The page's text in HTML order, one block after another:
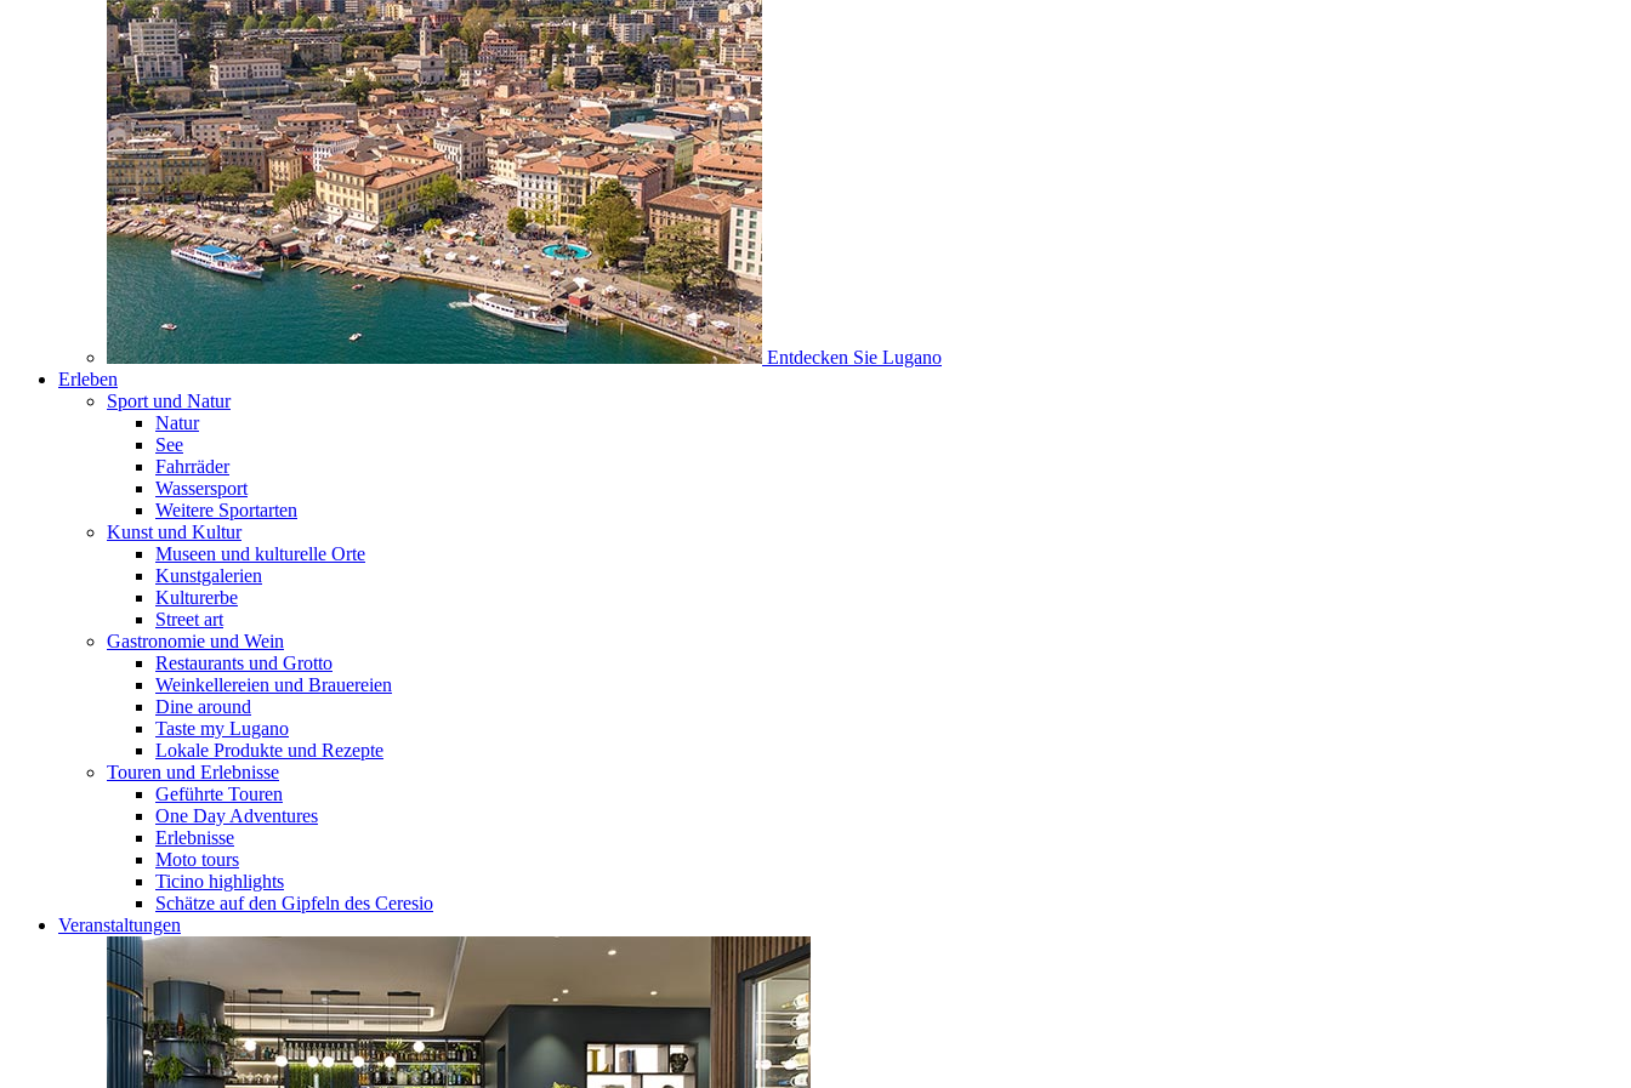
Entdecken Sie Lugano
Erleben
Sport und Natur
Natur
See
Fahrräder
Wassersport
Weitere Sportarten
Kunst und Kultur
Museen und kulturelle Orte
Kunstgalerien
Kulturerbe
Street art
Gastronomie und Wein
Restaurants und Grotto
Weinkellereien und Brauereien
Dine around
Taste my Lugano
Lokale Produkte und Rezepte
Touren und Erlebnisse
Geführte Touren
One Day Adventures
Erlebnisse
Moto tours
Ticino highlights
Schätze auf den Gipfeln des Ceresio
Veranstaltungen